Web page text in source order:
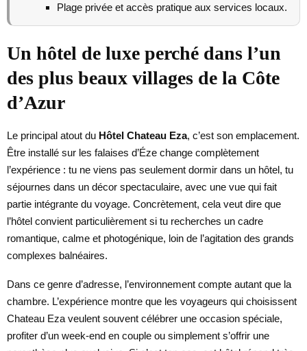
Plage privée et accès pratique aux services locaux.
Un hôtel de luxe perché dans l’un
des plus beaux villages de la Côte
d’Azur
Le principal atout du Hôtel Chateau Eza, c’est son emplacement.
Être installé sur les falaises d’Éze change complètement
l’expérience : tu ne viens pas seulement dormir dans un hôtel, tu
séjournes dans un décor spectaculaire, avec une vue qui fait
partie intégrante du voyage. Concrètement, cela veut dire que
l’hôtel convient particulièrement si tu recherches un cadre
romantique, calme et photogénique, loin de l’agitation des grands
complexes balnéaires.
Dans ce genre d’adresse, l’environnement compte autant que la
chambre. L’expérience montre que les voyageurs qui choisissent
Chateau Eza veulent souvent célébrer une occasion spéciale,
profiter d’un week-end en couple ou simplement s’offrir une